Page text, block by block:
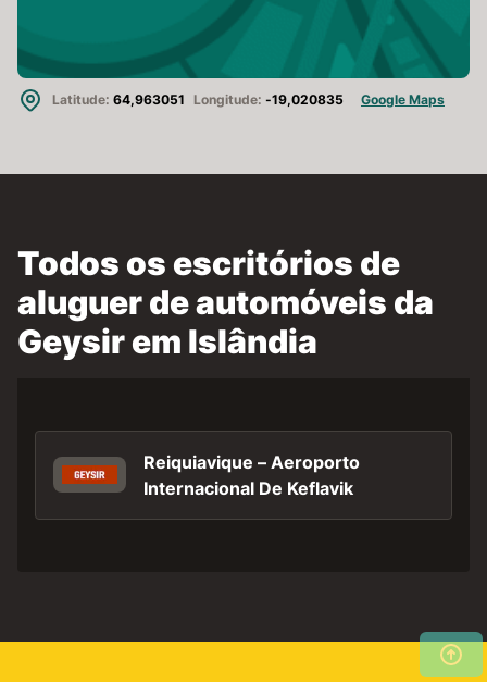
Latitude: 64,963051 Longitude: -19,020835 Google Maps
Todos os escritórios de
aluguer de automóveis da
Geysir em Islândia
Reiquiavique – Aeroporto
Internacional De Keflavik